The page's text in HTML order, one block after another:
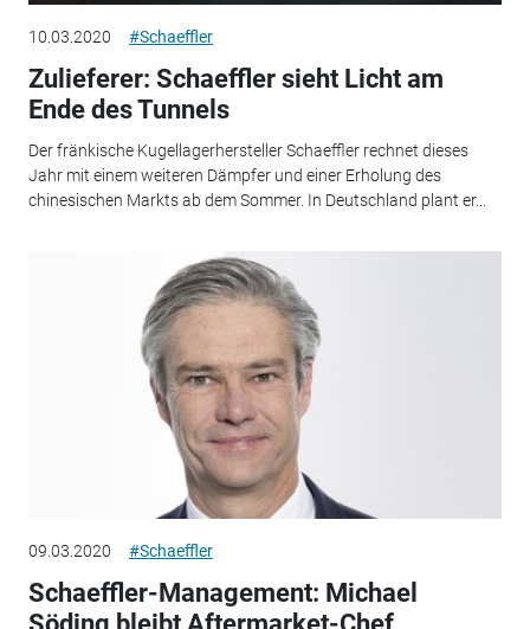
10.03.2020 #Schaeffler
Zulieferer: Schaeffler sieht Licht am
Ende des Tunnels
Der fränkische Kugellagerhersteller Schaeffler rechnet dieses
Jahr mit einem weiteren Dämpfer und einer Erholung des
chinesischen Markts ab dem Sommer. In Deutschland plant er...
09.03.2020 #Schaeffler
Schaeffler-Management: Michael